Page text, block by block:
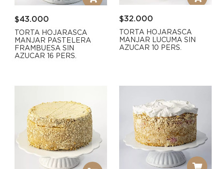
$43.000
TORTA HOJARASCA
MANJAR PASTELERA
FRAMBUESA SIN
AZUCAR 16 PERS.
$32.000
TORTA HOJARASCA
MANJAR LUCUMA SIN
AZUCAR 10 PERS.